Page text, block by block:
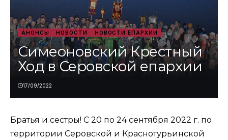
АНОНСЫ НОВОСТИ НОВОСТИ ЕПАРХИИ
Симеоновский Крестный
Ход в Серовской епархии
17/09/2022
Братья и сестры! С 20 по 24 сентября 2022 г. по
территории Серовской и Краснотурьинской